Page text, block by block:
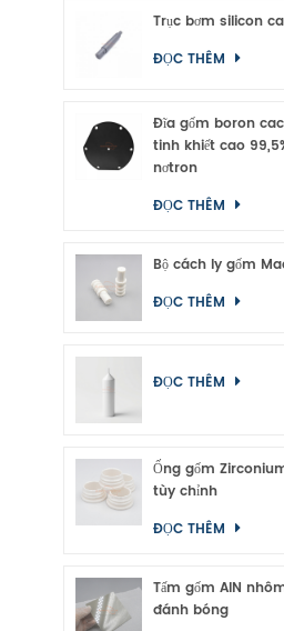
Trục bơm silicon
ĐỌC THÊM
Đĩa gốm boron
tinh khiết cao
nơtron
ĐỌC THÊM
Bộ cách ly gốm
ĐỌC THÊM
ĐỌC THÊM
Ống gốm
tùy chỉnh
ĐỌC THÊM
Tấm gốm AlN
đánh bóng